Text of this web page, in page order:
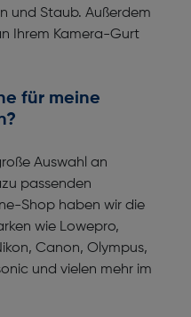
und Staub. Außerdem
Ihrem Kamera-Gurt
für meine
Auswahl an
passenden
Shop haben wir die
wie Lowepro,
Canon, Olympus,
und vielen mehr im